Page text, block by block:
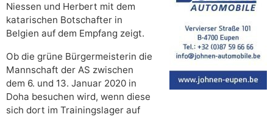
Niessen und Herbert mit dem
katarischen Botschafter in
Belgien auf dem Empfang zeigt.
Ob die grüne Bürgermeisterin die
Mannschaft der AS zwischen
dem 6. und 13. Januar 2020 in
Doha besuchen wird, wenn diese
sich dort im Trainingslager auf